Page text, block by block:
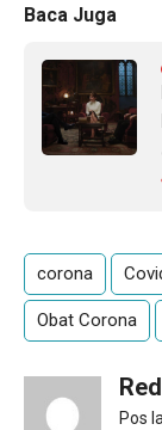
Baca Juga
corona
Obat Corona
Pos